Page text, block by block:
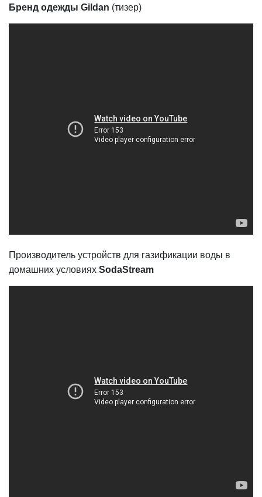
Бренд одежды Gildan (тизер)
Производитель устройств для газификации воды в
домашних условиях SodaStream